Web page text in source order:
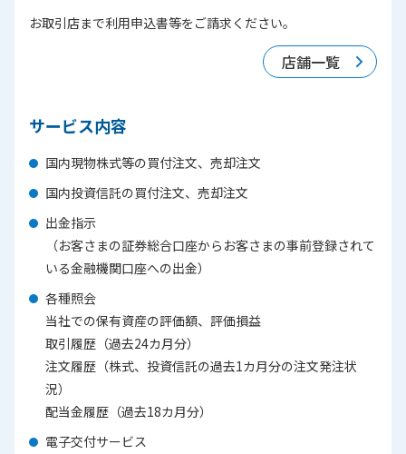
お取引店まで利用申込書等をご請求ください。
店舗一覧
サービス内容
国内現物株式等の買付注文、売却注文
国内投資信託の買付注文、売却注文
出金指示
（お客さまの証券総合口座からお客さまの事前登録されて
いる金融機関口座への出金）
各種照会
当社での保有資産の評価額、評価損益
取引履歴（過去24カ月分）
注文履歴（株式、投資信託の過去1カ月分の注文発注状
況）
配当金履歴（過去18カ月分）
電子交付サービス